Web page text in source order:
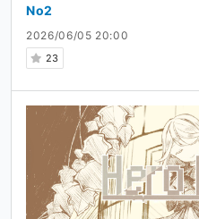
2026/06/05 20:00
23
No2